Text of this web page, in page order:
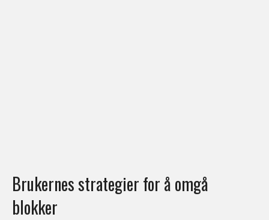
Brukernes strategier for å omgå
blokker